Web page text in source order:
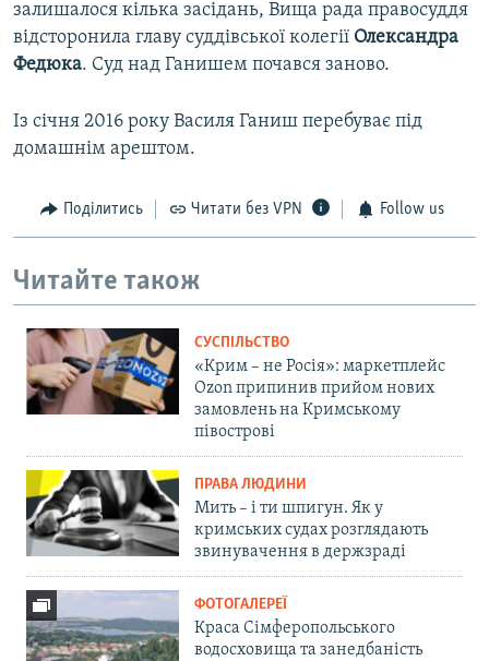
залишалося кілька засідань, Вища рада правосуддя
відсторонила главу суддівської колегії Олександра
Федюка. Суд над Ганишем почався заново.
Із січня 2016 року Василя Ганиш перебуває під
домашнім арештом.
Поділитись Читати без VPN Follow us
Читайте також
СУСПІЛЬСТВО
«Крим – не Росія»: маркетплейс
Ozon припинив прийом нових
замовлень на Кримському
півострові
ПРАВА ЛЮДИНИ
Мить – і ти шпигун. Як у
кримських судах розглядають
звинувачення в держзраді
ФОТОГАЛЕРЕЇ
Краса Сімферопольського
водосховища та занедбаність